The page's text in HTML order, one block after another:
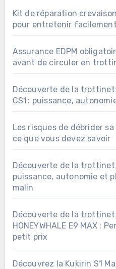
Kit de réparation
pour entretenir
Assurance EDPM
avant de circuler en
Découverte de la
CS1 : puissance,
Les risques de débrider
ce que vous devez savoir
Découverte de la
puissance, autonomie et
malin
Découverte de la
HONEYWHALE E9 MAX :
petit prix
Découvrez la Kukirin S1